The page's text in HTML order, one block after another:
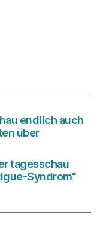
endlich auch
über
tagesschau
Syndrom“